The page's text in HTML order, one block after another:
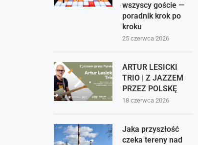
wszyscy goście —
poradnik krok po
kroku
25 czerwca 2026
ARTUR LESICKI
TRIO | Z JAZZEM
PRZEZ POLSKĘ
18 czerwca 2026
Jaka przyszłość
czeka tereny nad